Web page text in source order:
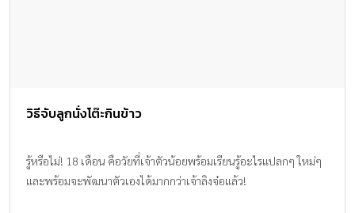
วิธีจับลูกนั่งโต๊ะกินข้าว
รู้หรือไม่! 18 เดือน คือวัยที่เจ้าตัวน้อยพร้อมเรียนรู้อะไรแปลกๆ ใหม่ๆ
และพร้อมจะพัฒนาตัวเองได้มากกว่าเจ้าลิงจ๋อแล้ว!